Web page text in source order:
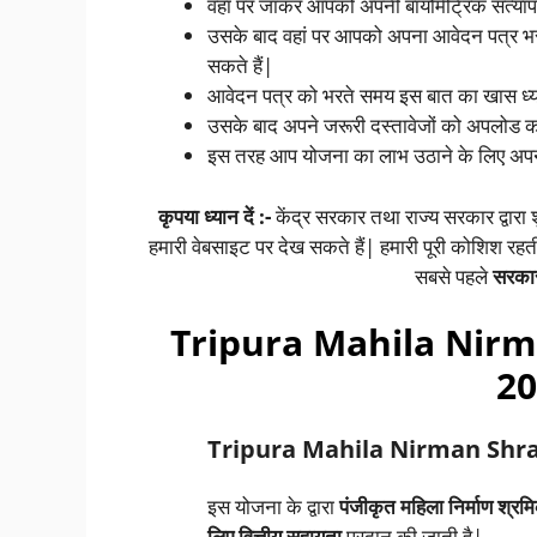
वहां पर जाकर आपको अपनी बायोमेट्रिक
उसके बाद वहां पर आपको अपना आवेदन पत्र
सकते हैं|
आवेदन पत्र को भरते समय इस बात का खास
उसके बाद अपने जरूरी दस्तावेजों को अपलोड
इस तरह आप योजना का लाभ उठाने के लिए
कृपया ध्यान दें :-केंद्र सरकार तथा राज्य सरकार
हमारी वेबसाइट पर देख सकते हैं| हमारी पूरी कोशिश
सबसे पहले
Tripura Mahila
Tripura Mahila Nirman
इस योजना के द्वारापंजीकृत महिला निर्माण